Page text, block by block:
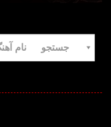
جستجو نام